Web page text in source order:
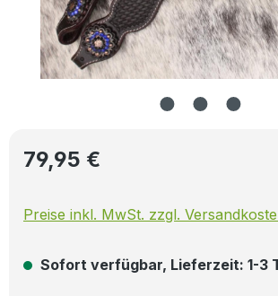
Regulärer Preis:
79,95 €
Preise inkl. MwSt. zzgl.
Sofort verfügbar, Lieferzeit: 1-3